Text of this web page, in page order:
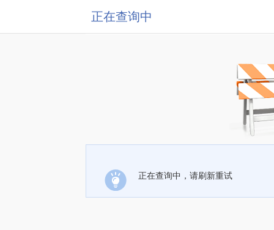
正在查询中
正在查询中，请刷新重试